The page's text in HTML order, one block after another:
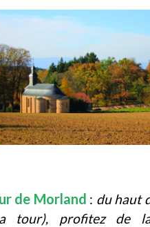
de Morland : du haut
tour), profitez de